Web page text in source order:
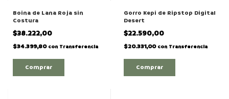
Boina de Lana Roja sin
Costura
$38.222,00
$34.399,80 con Transferencia
Comprar
Gorro Kepi de Ripstop Digital
Desert
$22.590,00
$20.331,00 con Transferencia
Comprar